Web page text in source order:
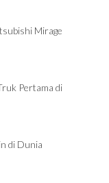
Mirage
Pertama di
di Dunia